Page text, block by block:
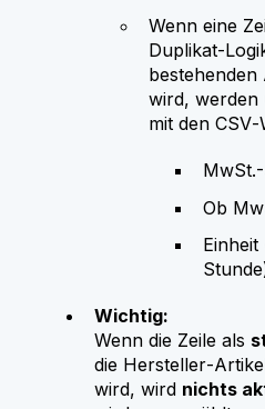
Wenn eine
wird, werden
mit den
Ob
Einheit
Wichtig:
Wenn die Zeile als
die
wird, wird nichts